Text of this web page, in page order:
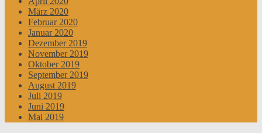
März 2020
Februar 2020
Januar 2020
Dezember 2019
November 2019
Oktober 2019
September 2019
August 2019
Juli 2019
Juni 2019
Mai 2019